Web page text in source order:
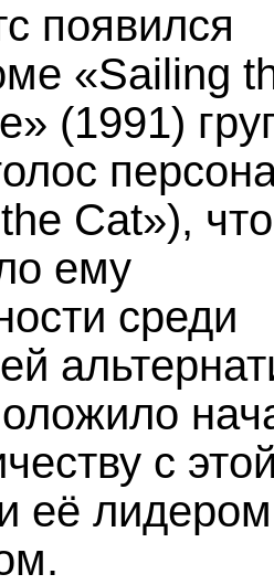
появился
«Sailing
(1991)
Cat»), что
ему
среди
с
её